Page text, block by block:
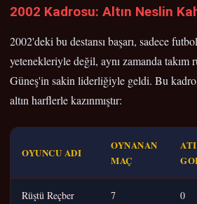
2002 Kadrosu: Altın Neslin
2002'deki bu destansı başarı, sadece
yetenekleriyle değil, aynı zamanda takım
Güneş'in sakin liderliğiyle geldi. Bu
altın harflerle kazınmıştır:
OYUNCU ADI
OYNANAN
MAÇ
Rüştü Reçber 7 0